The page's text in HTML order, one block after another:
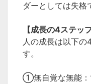
ダーとしては失格
【成長の4ステップ
人の成長は以下の
す。
①無自覚な無能：